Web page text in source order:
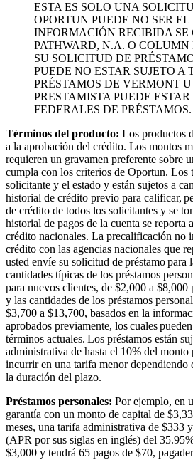
ESTA ES SOLO UNA
OPORTUN PUEDE NO SER
INFORMACIÓN RECIBIDA SE
PATHWARD, N.A. O
SU SOLICITUD DE
PUEDE NO ESTAR SUJETO A
PRÉSTAMOS DE VERMONT
PRESTAMISTA PUEDE
FEDERALES DE PRÉSTAMOS.
Términos del producto: Los productos
a la aprobación del crédito. Los montos
requieren un gravamen preferente sobre
cumpla con los criterios de Oportun. Los
solicitante y el estado y están sujetos a
historial de crédito previo para calificar,
de crédito de todos los solicitantes y se
historial de pagos de la cuenta se reporta
crédito nacionales. La precalificación no
crédito con las agencias nacionales que
usted envíe su solicitud de préstamo
cantidades típicas de los préstamos
para nuevos clientes, de $2,000 a $8,000
y las cantidades de los préstamos
$3,700 a $13,700, basados en la
aprobados previamente, los cuales
términos actuales. Los préstamos están
administrativa de hasta el 10% del
incurrir en una tarifa menor dependiendo
la duración del plazo.
Préstamos personales: Por ejemplo, en
garantía con un monto de capital de
meses, una tarifa administrativa de $333
(APR por sus siglas en inglés) del
$3,000 y tendrá 65 pagos de $70,